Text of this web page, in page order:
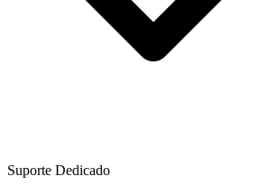
Suporte Dedicado